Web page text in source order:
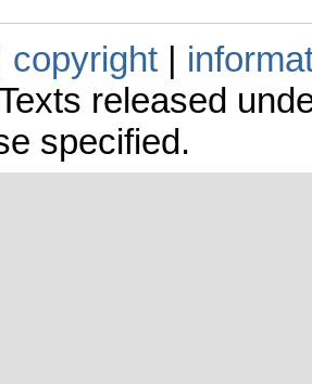
copyright|
released
specified.